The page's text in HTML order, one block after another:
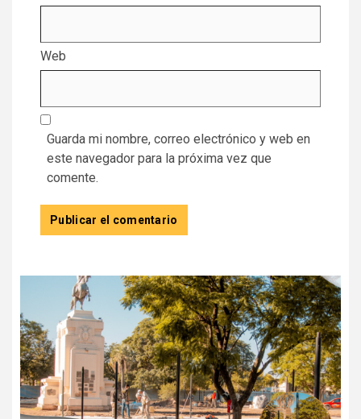
Web
Guarda mi nombre, correo electrónico y web en
este navegador para la próxima vez que
comente.